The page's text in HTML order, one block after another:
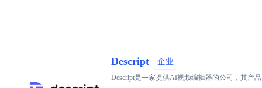
Descript 企业
Descript是一家提供AI视频编辑器的公司，其产